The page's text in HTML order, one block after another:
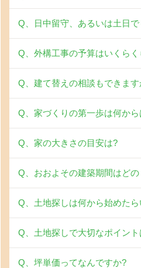
Q、日中留守、あるいは土日
Q、外構工事の予算はいくら
Q、建て替えの相談もできます
Q、家づくりの第一歩は何か
Q、家の大きさの目安は?
Q、おおよその建築期間はど
Q、土地探しは何から始めた
Q、土地探しで大切なポイント
Q、坪単価ってなんですか?